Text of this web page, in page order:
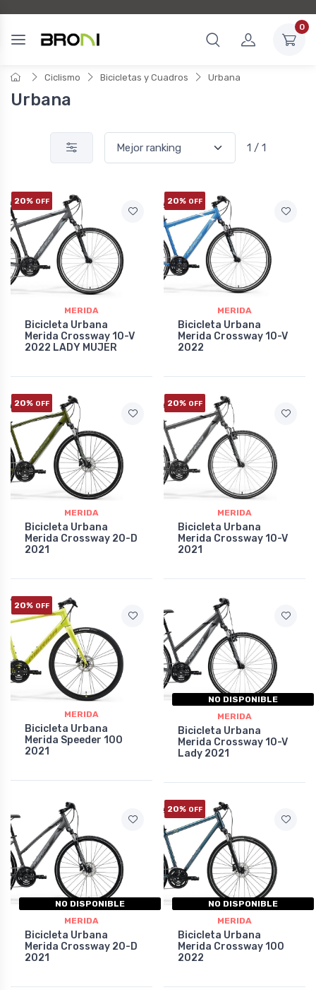
0
Ciclismo Bicicletas y Cuadros Urbana
Urbana
1 / 1
20% OFF
MERIDA
Bicicleta Urbana
Merida Crossway 10-V
2022 LADY MUJER
20% OFF
MERIDA
Bicicleta Urbana
Merida Crossway 10-V
2022
20% OFF
MERIDA
Bicicleta Urbana
Merida Crossway 20-D
2021
20% OFF
MERIDA
Bicicleta Urbana
Merida Crossway 10-V
2021
20% OFF
MERIDA
Bicicleta Urbana
Merida Speeder 100
2021
NO DISPONIBLE
MERIDA
Bicicleta Urbana
Merida Crossway 10-V
Lady 2021
NO DISPONIBLE
MERIDA
Bicicleta Urbana
Merida Crossway 20-D
2021
20% OFF
NO DISPONIBLE
MERIDA
Bicicleta Urbana
Merida Crossway 100
2022